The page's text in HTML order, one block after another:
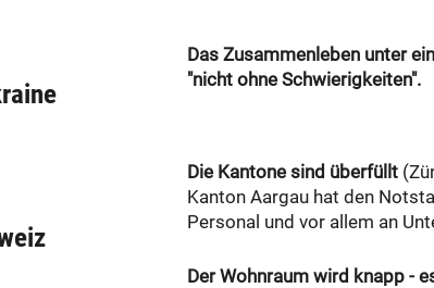
Das Zusammenleben unter
"nicht ohne Schwierigkeiten".
Die Kantone sind überfüllt
Kanton Aargau hat den
Personal und vor allem an
Der Wohnraum wird knapp -